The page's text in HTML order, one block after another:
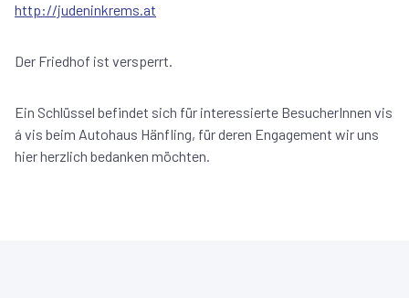
http://judeninkrems.at
Der Friedhof ist versperrt.
Ein Schlüssel befindet sich für interessierte BesucherInnen vis
á vis beim Autohaus Hänfling, für deren Engagement wir uns
hier herzlich bedanken möchten.